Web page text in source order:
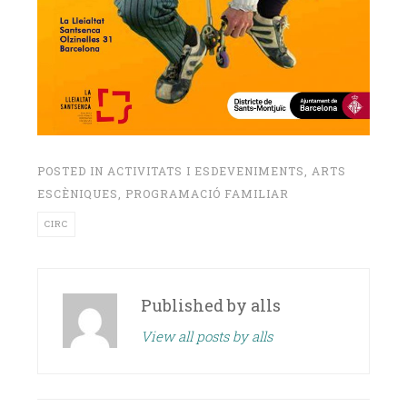
POSTED IN ACTIVITATS I ESDEVENIMENTS
ARTS
ESCÈNIQUES
PROGRAMACIÓ FAMILIAR
CIRC
Published by alls
View all posts by alls